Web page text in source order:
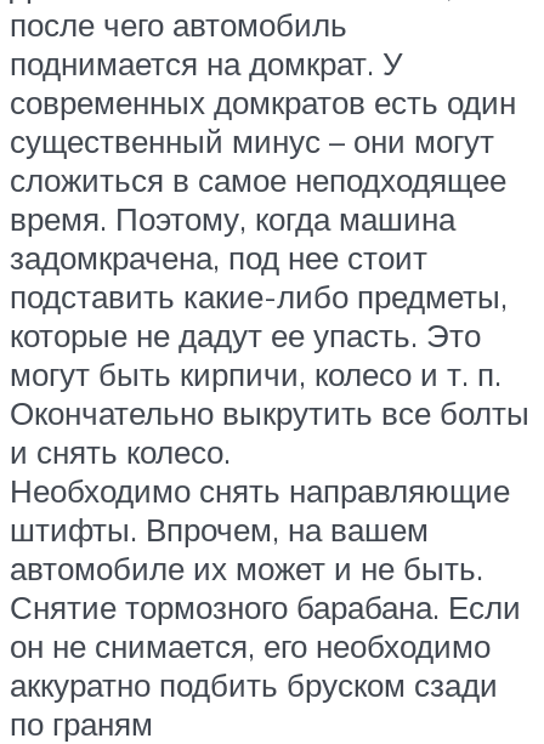
после чего автомобиль
поднимается на домкрат. У
современных домкратов есть один
существенный минус – они могут
сложиться в самое неподходящее
время. Поэтому, когда машина
задомкрачена, под нее стоит
подставить какие-либо предметы,
которые не дадут ее упасть. Это
могут быть кирпичи, колесо и т. п.
Окончательно выкрутить все болты
и снять колесо.
Необходимо снять направляющие
штифты. Впрочем, на вашем
автомобиле их может и не быть.
Снятие тормозного барабана. Если
он не снимается, его необходимо
аккуратно подбить бруском сзади
по граням